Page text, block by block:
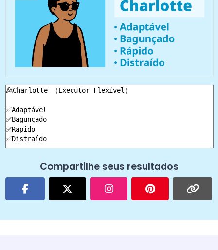
Compartilhe seus resultados